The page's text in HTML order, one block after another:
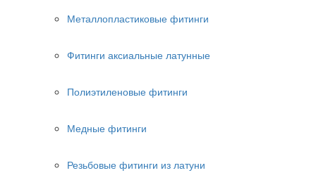
Металлопластиковые фитинги
Фитинги аксиальные латунные
Полиэтиленовые фитинги
Медные фитинги
Резьбовые фитинги из латуни